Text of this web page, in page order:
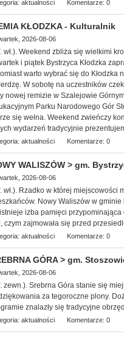
aktualności Komentarze: 0
KŁODZKA - Kulturalnik
2026-08-06
wł.). Weekend zbliża się wielkimi
i piątek Bystrzyca Kłodzka
warto wybrać się do
W sobotę na uczestników
nowej remizie w Szalejowie
Parku Narodowego Gór
się wełna. Weekend zwieńczy
wydarzeń tradycyjnie
aktualności Komentarze: 0
WALISZÓW > gm.
2026-08-06
wł.). Rzadko w której miejscowości
Nowy Waliszów w gminie
izba pamięci przypominająca
czym zajmowała się przed
aktualności Komentarze: 0
GÓRA > gm.
2026-08-06
zewn.). Srebrna Góra stanie się
za tegoroczne plony.
znalazły się tradycyjne
aktualności Komentarze: 0